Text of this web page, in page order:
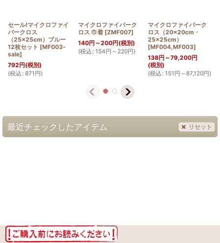
セール!マイクロファイ
バークロス
（25×25cm）ブルー
12枚セット [MF003-
sale]
792円(税別)
(税込 : 871 円)
マイクロファイバーク
ロス 巾着 [ZMF007]
140円 ～200円(税別)
(税込 : 154円 ～220円)
マイクロファイバーク
ロス（20×20cm・
25×25cm）
[MF004,MF003]
138円 ～79,200円
(税別)
(税込 : 151 円 ～87,120円)
最近チェックしたアイテム リセット